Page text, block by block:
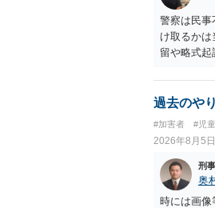
警察は民事
け取るか
留や略式起
過去のや
#加害者 #児
2026年8月5日
刑
奥
時には画